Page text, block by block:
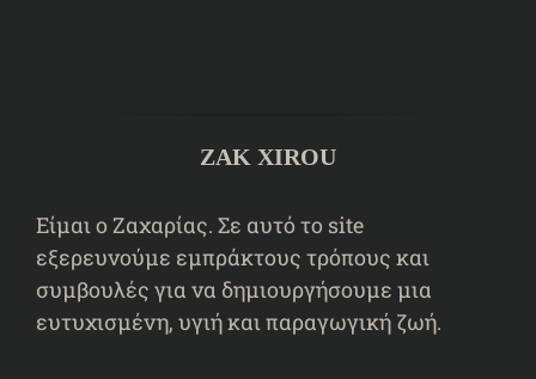
ZAK XIROU
Είμαι ο Ζαχαρίας. Σε αυτό το site
εξερευνούμε εμπράκτους τρόπους και
συμβουλές για να δημιουργήσουμε μια
ευτυχισμένη, υγιή και παραγωγική ζωή.